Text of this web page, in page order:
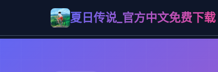
夏日传说_官方中文免费下载